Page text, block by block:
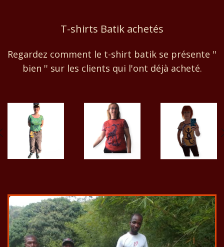
T-shirts Batik achetés
Regardez comment le t-shirt batik se présente ''
bien '' sur les clients qui l'ont déjà acheté.